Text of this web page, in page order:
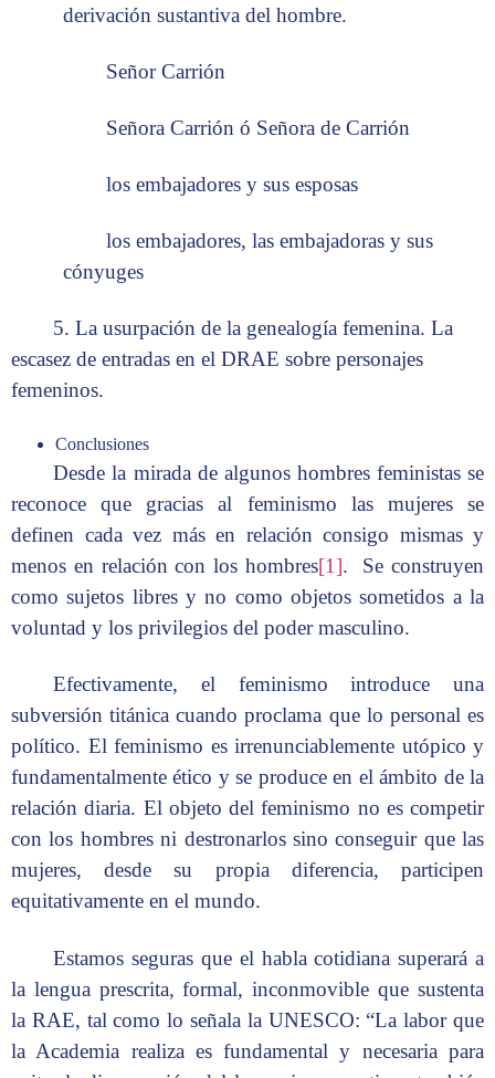
derivación sustantiva del hombre.
Señor Carrión
Señora Carrión ó Señora de Carrión
los embajadores y sus esposas
los embajadores, las embajadoras y sus
cónyuges
5. La usurpación de la genealogía femenina. La
escasez de entradas en el DRAE sobre personajes
femeninos.
Conclusiones
Desde la mirada de algunos hombres feministas se
reconoce que gracias al feminismo las mujeres se
definen cada vez más en relación consigo mismas y
menos en relación con los hombres[1]. Se construyen
como sujetos libres y no como objetos sometidos a la
voluntad y los privilegios del poder masculino.
Efectivamente, el feminismo introduce una
subversión titánica cuando proclama que lo personal es
político. El feminismo es irrenunciablemente utópico y
fundamentalmente ético y se produce en el ámbito de la
relación diaria. El objeto del feminismo no es competir
con los hombres ni destronarlos sino conseguir que las
mujeres, desde su propia diferencia, participen
equitativamente en el mundo.
Estamos seguras que el habla cotidiana superará a
la lengua prescrita, formal, inconmovible que sustenta
la RAE, tal como lo señala la UNESCO: “La labor que
la Academia realiza es fundamental y necesaria para